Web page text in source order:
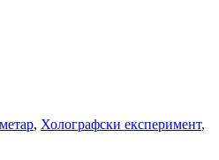
, Холографски експеримент,